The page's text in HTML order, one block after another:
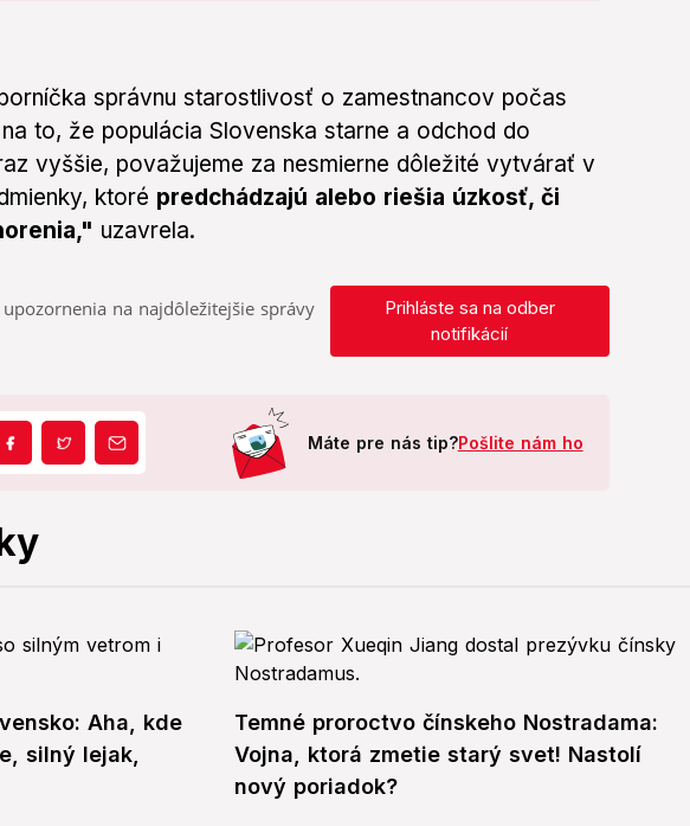
správnu starostlivosť o zamestnancov počas
to, že populácia Slovenska starne a odchod do
vyššie, považujeme za nesmierne dôležité vytvárať v
ktoré predchádzajú alebo riešia úzkosť, či
uzavrela.
na najdôležitejšie správy
Prihláste sa na odber
notifikácií
Máte pre nás tip?Pošlite nám ho
Aha, kde
silný lejak,
Temné proroctvo čínskeho Nostradama:
Vojna, ktorá zmetie starý svet! Nastolí
nový poriadok?